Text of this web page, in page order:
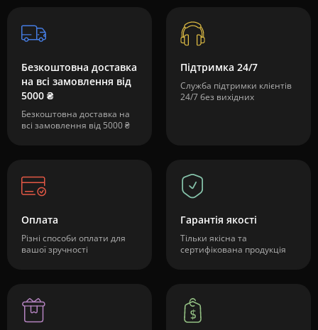
Безкоштовна доставка
на всі замовлення від
5000 ₴
Безкоштовна доставка на
всі замовлення від 5000 ₴
Підтримка 24/7
Служба підтримки клієнтів
24/7 без вихідних
Оплата
Різні способи оплати для
вашої зручності
Гарантія якості
Тільки якісна та
сертифікована продукція